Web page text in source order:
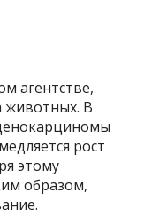
агентстве,
животных. В
рост
этому
образом,